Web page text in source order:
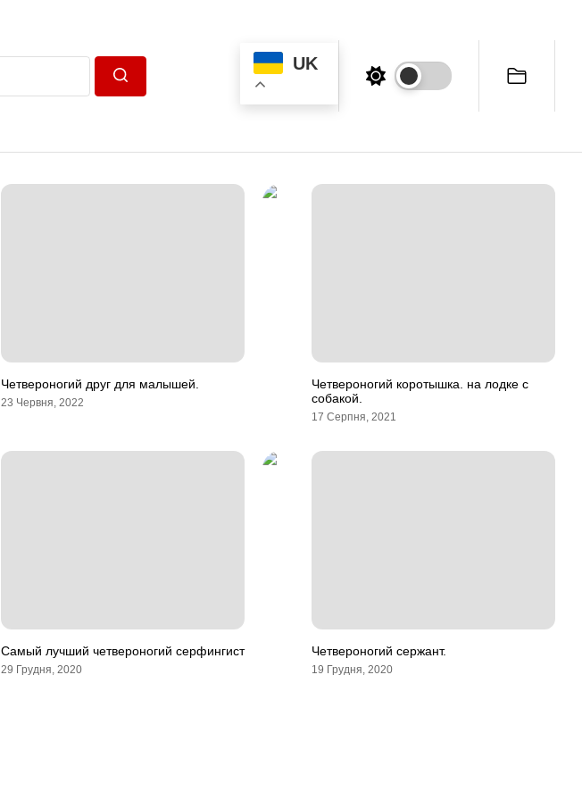
UK
Четвероногий друг для малышей.
23 Червня, 2022
Четвероногий коротышка. на лодке с
собакой.
17 Серпня, 2021
Самый лучший четвероногий серфингист
29 Грудня, 2020
Четвероногий сержант.
19 Грудня, 2020